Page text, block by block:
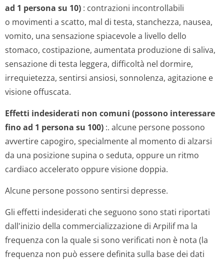
ad 1 persona su 10) : contrazioni incontrollabili
o movimenti a scatto, mal di testa, stanchezza, nausea,
vomito, una sensazione spiacevole a livello dello
stomaco, costipazione, aumentata produzione di saliva,
sensazione di testa leggera, difficoltà nel dormire,
irrequietezza, sentirsi ansiosi, sonnolenza, agitazione e
visione offuscata.
Effetti indesiderati non comuni (possono interessare
fino ad 1 persona su 100) :. alcune persone possono
avvertire capogiro, specialmente al momento di alzarsi
da una posizione supina o seduta, oppure un ritmo
cardiaco accelerato oppure visione doppia.
Alcune persone possono sentirsi depresse.
Gli effetti indesiderati che seguono sono stati riportati
dall'inizio della commercializzazione di Arpilif ma la
frequenza con la quale si sono verificati non è nota (la
frequenza non può essere definita sulla base dei dati